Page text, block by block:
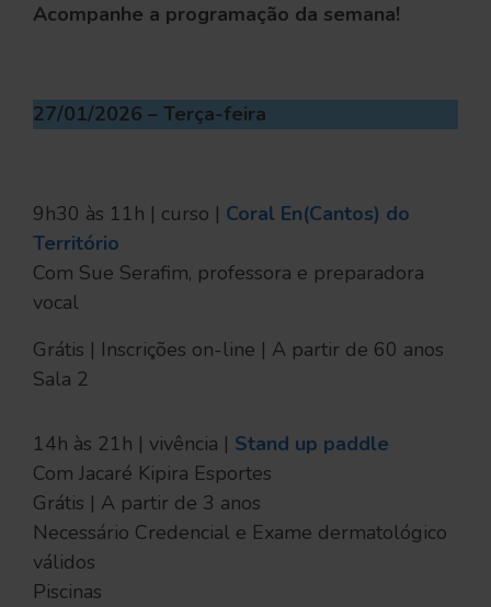
Acompanhe a programação da semana!
27/01/2026 – Terça-feira
9h30 às 11h | curso | Coral En(Cantos) do
Território
Com Sue Serafim, professora e preparadora
vocal
Grátis | Inscrições on-line | A partir de 60 anos
Sala 2
14h às 21h | vivência | Stand up paddle
Com Jacaré Kipira Esportes
Grátis | A partir de 3 anos
Necessário Credencial e Exame dermatológico
válidos
Piscinas